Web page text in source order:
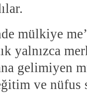
mülkiye
yalnızca
gelimiyen
ve nüfus